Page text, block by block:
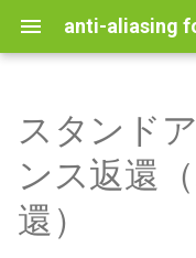
anti-aliasing
初
期
インストールとアン
ール
レンダリングエンジン
ライセンス返還手順
1.[オフライン認証と返
イアログの表示
エフェクトの適用方法
パラメータリファレン
プラグインオプション
スタンド
ンス返還
還）